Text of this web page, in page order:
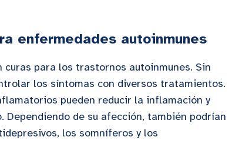
enfermedades autoinmunes
curas para los trastornos autoinmunes. Sin
los síntomas con diversos tratamientos.
pueden reducir la inflamación y
Dependiendo de su afección, también podrían
los somníferos y los